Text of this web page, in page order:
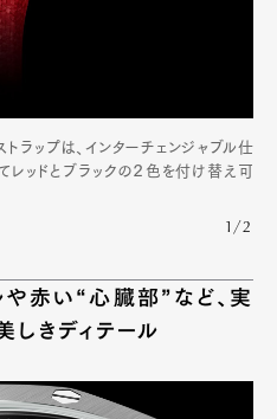
ラップは、インターチェンジャブル仕
レッドとブラックの２色を付け替え可
1/2
や赤い“心臓部”など、実
しきディテール